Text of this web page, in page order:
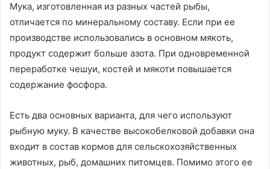
Мука, изготовленная из разных частей рыбы,
отличается по минеральному составу. Если при ее
производстве использовались в основном мякоть,
продукт содержит больше азота. При одновременной
переработке чешуи, костей и мякоти повышается
содержание фосфора.
Есть два основных варианта, для чего используют
рыбную муку. В качестве высокобелковой добавки она
входит в состав кормов для сельскохозяйственных
животных, рыб, домашних питомцев. Помимо этого ее